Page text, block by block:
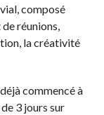
composé
réunions,
la créativité
commencé à
3 jours sur